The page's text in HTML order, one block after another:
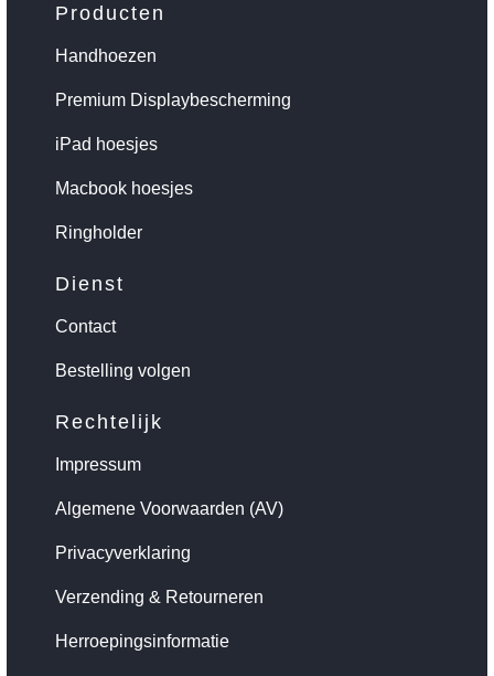
Producten
Handhoezen
Premium Displaybescherming
iPad hoesjes
Macbook hoesjes
Ringholder
Dienst
Contact
Bestelling volgen
Rechtelijk
Impressum
Algemene Voorwaarden (AV)
Privacyverklaring
Verzending & Retourneren
Herroepingsinformatie